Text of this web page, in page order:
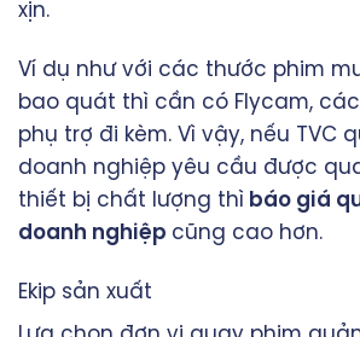
xịn.
Ví dụ như với các thước phim
bao quát thì cần có Flycam,
phụ trợ đi kèm. Vì vậy, nếu TVC
doanh nghiệp yêu cầu được
thiết bị chất lượng thì báo giá
doanh nghiệp cũng cao hơn.
Ekip sản xuất